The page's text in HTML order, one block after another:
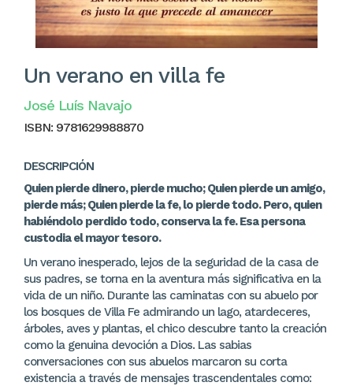
Un verano en villa fe
José Luís Navajo
ISBN: 9781629988870
DESCRIPCIÓN
Quien pierde dinero, pierde mucho; Quien pierde un amigo,
pierde más; Quien pierde la fe, lo pierde todo. Pero, quien
habiéndolo perdido todo, conserva la fe. Esa persona
custodia el mayor tesoro.
Un verano inesperado, lejos de la seguridad de la casa de
sus padres, se torna en la aventura más significativa en la
vida de un niño. Durante las caminatas con su abuelo por
los bosques de Villa Fe admirando un lago, atardeceres,
árboles, aves y plantas, el chico descubre tanto la creación
como la genuina devoción a Dios. Las sabias
conversaciones con sus abuelos marcaron su corta
existencia a través de mensajes trascendentales como: